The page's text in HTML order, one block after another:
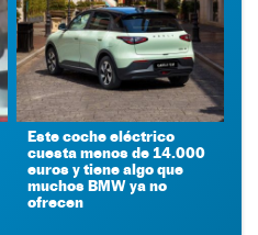
Este coche eléctrico
cuesta menos de 14.000
euros y tiene algo que
muchos BMW ya no
ofrecen